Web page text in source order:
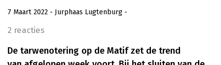
7 Maart 2022 - Jurphaas Lugtenburg -
2 reacties
De tarwenotering op de Matif zet de trend